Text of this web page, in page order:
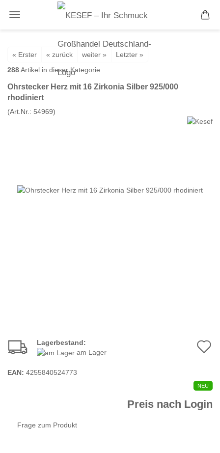
« Erster « zurück weiter »
Letzter »
288Artikel in dieser Kategorie
Ohrstecker Herz mit 16 Zirkonia Silber 925/000
rhodiniert
(Art.Nr.: 54969)
Lagerbestand:
am Lager
EAN: 4255840524773
NEU
Preis nach Login
Frage zum Produkt